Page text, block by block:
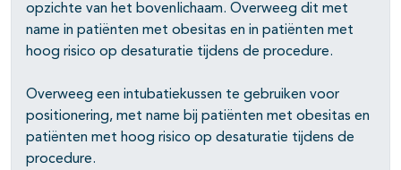
opzichte van het bovenlichaam. Overweeg dit met
name in patiënten met obesitas en in patiënten met
hoog risico op desaturatie tijdens de procedure.
Overweeg een intubatiekussen te gebruiken voor
positionering, met name bij patiënten met obesitas en
patiënten met hoog risico op desaturatie tijdens de
procedure.